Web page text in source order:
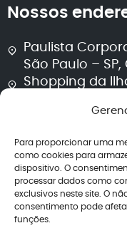
Para proporcionar uma
como cookies para
dispositivo. O
processar dados como
exclusivos neste site. O
consentimento pode
funções.
Nossos
Paulista
São Paulo – SP,
Shopping da
Segurança e
Política de
Termos de uso
Política editorial